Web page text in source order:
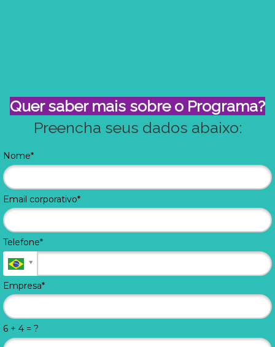
Quer saber mais sobre o Programa?
Preencha seus dados abaixo:
Nome*
Email corporativo*
Telefone*
Empresa*
6 + 4 = ?